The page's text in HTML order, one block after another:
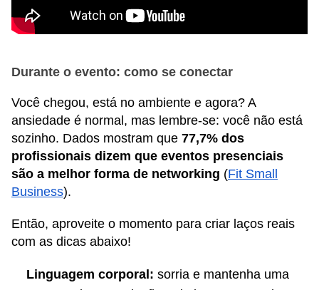
Durante o evento: como se conectar
Você chegou, está no ambiente e agora? A
ansiedade é normal, mas lembre-se: você não está
sozinho. Dados mostram que 77,7% dos
profissionais dizem que eventos presenciais
são a melhor forma de networking (Fit Small
Business).
Então, aproveite o momento para criar laços reais
com as dicas abaixo!
Linguagem corporal: sorria e mantenha uma